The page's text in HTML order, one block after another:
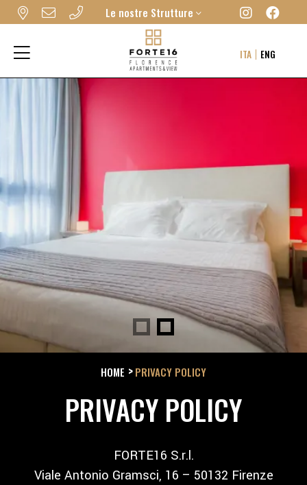
Le nostre Strutture
FORTE16 VIEW & SPA
MYFORTE RELAIS DE CHARME & SPA
THE FRAME HOTEL
ITA ENG
HOME PRIVACY POLICY
PRIVACY POLICY
FORTE16 S.r.l.
Viale Antonio Gramsci, 16 – 50132 Firenze